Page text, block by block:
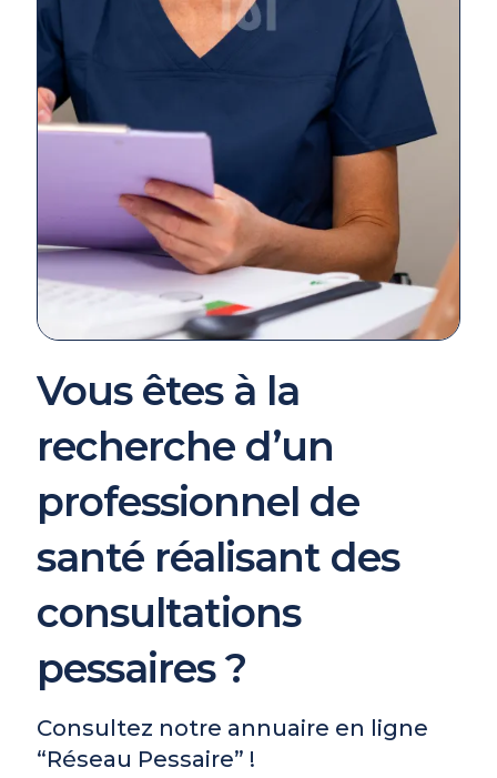
Vous êtes à la
recherche d’un
professionnel de
santé réalisant des
consultations
pessaires ?
Consultez notre annuaire en ligne
“Réseau Pessaire” !